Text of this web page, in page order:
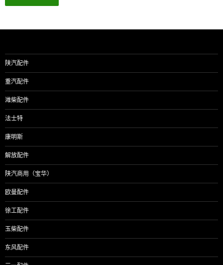
陕汽配件
重汽配件
潍柴配件
法士特
康明斯
解放配件
陕汽商用（宝华）
欧曼配件
徐工配件
玉柴配件
东风配件